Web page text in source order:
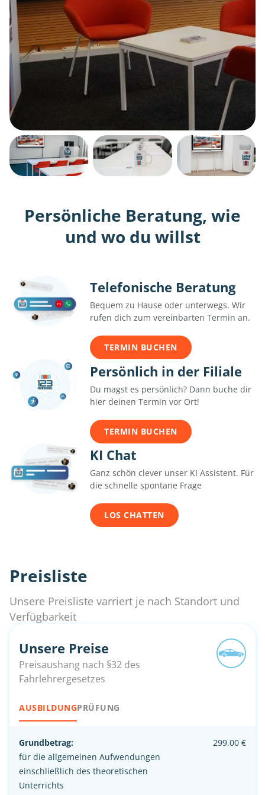
Persönliche Beratung, wie
und wo du willst
Telefonische Beratung
Bequem zu Hause oder unterwegs. Wir
rufen dich zum vereinbarten Termin an.
TERMIN BUCHEN
Persönlich in der Filiale
Du magst es persönlich? Dann buche dir
hier deinen Termin vor Ort!
TERMIN BUCHEN
KI Chat
Ganz schön clever unser KI Assistent. Für
die schnelle spontane Frage
LOS CHATTEN
Preisliste
Unsere Preisliste varriert je nach Standort und
Verfügbarkeit
Unsere Preise
Preisaushang nach §32 des
Fahrlehrergesetzes
AUSBILDUNGPRÜFUNG
Grundbetrag:
für die allgemeinen Aufwendungen
einschließlich des theoretischen
Unterrichts
299,00 €